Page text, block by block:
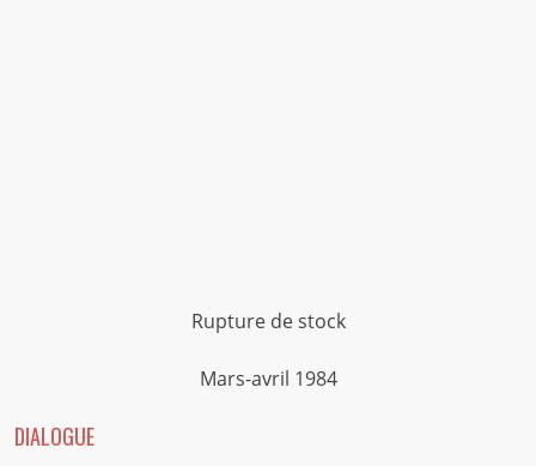
Rupture de stock
Mars-avril 1984
DIALOGUE